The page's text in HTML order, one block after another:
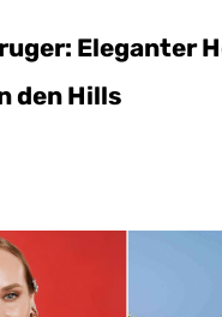
Eleganter
den Hills